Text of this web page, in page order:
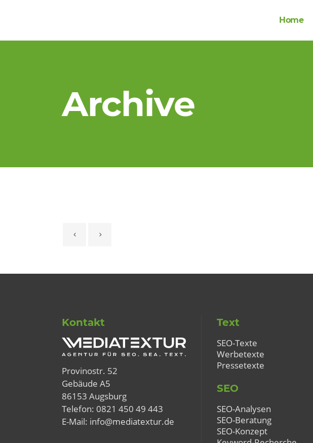
Home
Archive
Kontakt
Provinostr. 52
Gebäude A5
86153 Augsburg
Telefon: 0821 450 49 443
E-Mail: info@mediatextur.de
Text
SEO-Texte
Werbetexte
Pressetexte
SEO
SEO-Analysen
SEO-Beratung
SEO-Konzept